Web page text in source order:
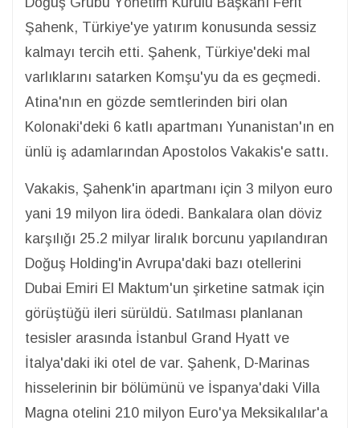
Şahenk, Türkiye'ye yatırım konusunda sessiz
kalmayı tercih etti. Şahenk, Türkiye'deki mal
varlıklarını satarken Komşu'yu da es geçmedi.
Atina'nın en gözde semtlerinden biri olan
Kolonaki'deki 6 katlı apartmanı Yunanistan'ın en
ünlü iş adamlarından Apostolos Vakakis'e sattı.
Vakakis, Şahenk'in apartmanı için 3 milyon euro
yani 19 milyon lira ödedi. Bankalara olan döviz
karşılığı 25.2 milyar liralık borcunu yapılandıran
Doğuş Holding'in Avrupa'daki bazı otellerini
Dubai Emiri El Maktum'un şirketine satmak için
görüştüğü ileri sürüldü. Satılması planlanan
tesisler arasında İstanbul Grand Hyatt ve
İtalya'daki iki otel de var. Şahenk, D-Marinas
hisselerinin bir bölümünü ve İspanya'daki Villa
Magna otelini 210 milyon Euro'ya Meksikalılar'a